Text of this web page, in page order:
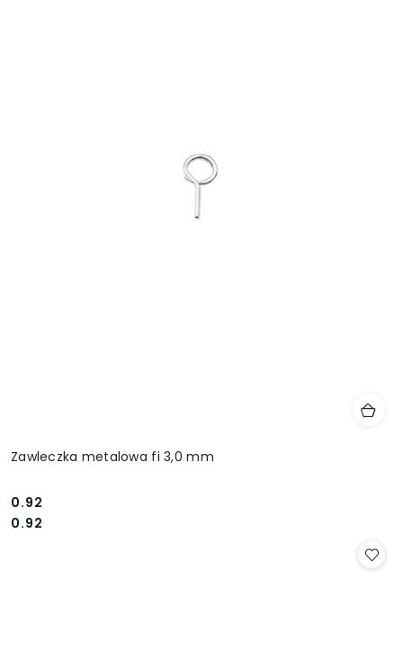
Zawleczka metalowa fi 3,0 mm
Cena:
0.92
Cena:
0.92